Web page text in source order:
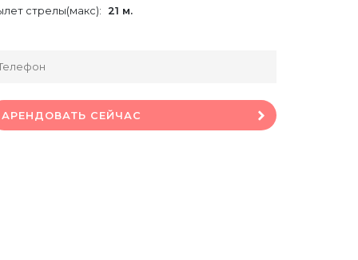
стрелы(макс): 21 м.
АРЕНДОВАТЬ СЕЙЧАС